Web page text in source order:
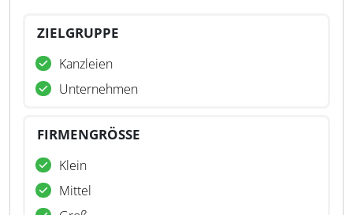
ZIELGRUPPE
Kanzleien
Unternehmen
FIRMENGRÖSSE
Klein
Mittel